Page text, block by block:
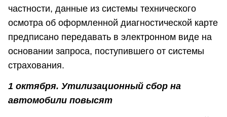
частности, данные из системы технического
осмотра об оформленной диагностической карте
предписано передавать в электронном виде на
основании запроса, поступившего от системы
страхования.
1 октября. Утилизационный сбор на
автомобили повысят